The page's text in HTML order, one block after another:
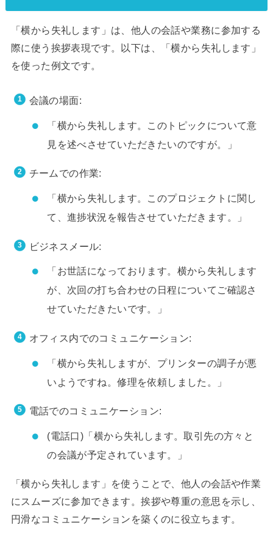
「横から失礼します」は、他人の会話や業務に参加する
際に使う挨拶表現です。以下は、「横から失礼します」
を使った例文です。
会議の場面:
「横から失礼します。このトピックについて意
見を述べさせていただきたいのですが。」
チームでの作業:
「横から失礼します。このプロジェクトに関し
て、進捗状況を報告させていただきます。」
ビジネスメール:
「お世話になっております。横から失礼します
が、次回の打ち合わせの日程についてご確認さ
せていただきたいです。」
オフィス内でのコミュニケーション:
「横から失礼しますが、プリンターの調子が悪
いようですね。修理を依頼しました。」
電話でのコミュニケーション:
(電話口)「横から失礼します。取引先の方々と
の会議が予定されています。」
「横から失礼します」を使うことで、他人の会話や作業
にスムーズに参加できます。挨拶や尊重の意思を示し、
円滑なコミュニケーションを築くのに役立ちます。